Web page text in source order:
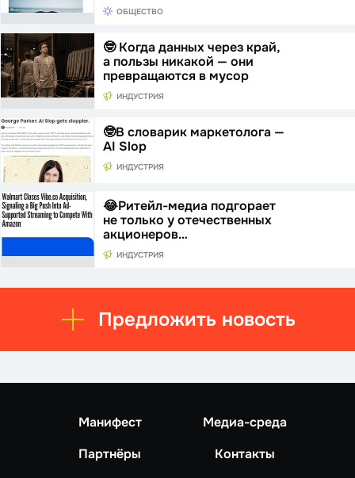
ОБЩЕСТВО
🤓 Когда данных через край,
а пользы никакой — они
превращаются в мусор
ИНДУСТРИЯ
🤓В словарик маркетолога —
AI Slop
ИНДУСТРИЯ
😂Ритейл-медиа подгорает
не только у отечественных
акционеров…
ИНДУСТРИЯ
Предложить новость
Манифест
Медиа-среда
Партнёры
Контакты